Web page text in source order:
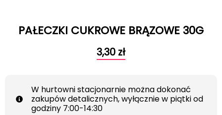
PAŁECZKI CUKROWE BRĄZOWE 30G
3,30 zł
W hurtowni stacjonarnie można dokonać
zakupów detalicznych, wyłącznie w piątki od
godziny 7:00-14:30